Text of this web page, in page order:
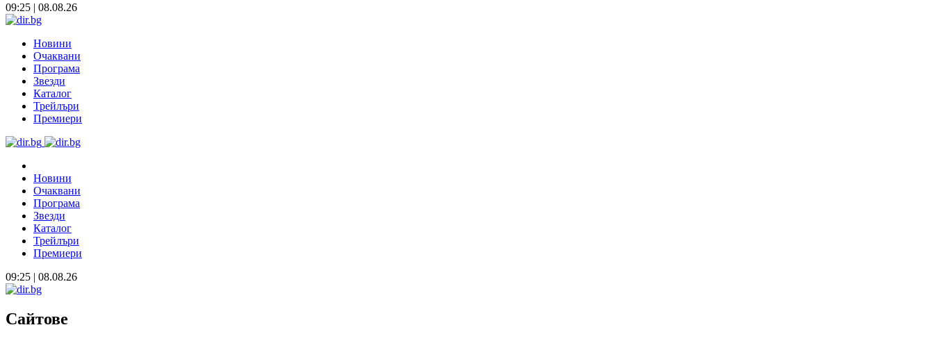
09:25 | 08.08.26
Новини
Очаквани
Програма
Звезди
Каталог
Трейлъри
Премиери
Новини
Очаквани
Програма
Звезди
Каталог
Трейлъри
Премиери
09:25 | 08.08.26
Сайтове